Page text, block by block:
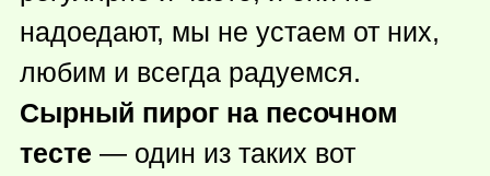
надоедают, мы не устаем от них,
любим и всегда радуемся.
Сырный пирог на песочном
тесте — один из таких вот